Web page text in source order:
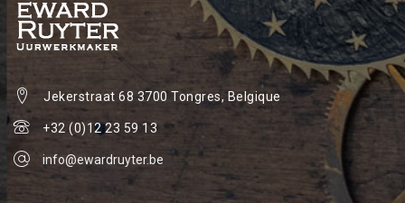
Jekerstraat 68 3700 Tongres, Belgique
+32 (0)12 23 59 13
info@ewardruyter.be